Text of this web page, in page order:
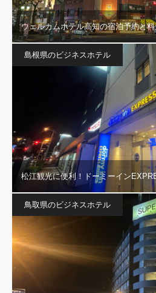
ウェルカムホテル高知の宿泊予約と
島根県のビジネスホテル
松江観光に便利！ドーミーイン
鳥取県のビジネスホテル